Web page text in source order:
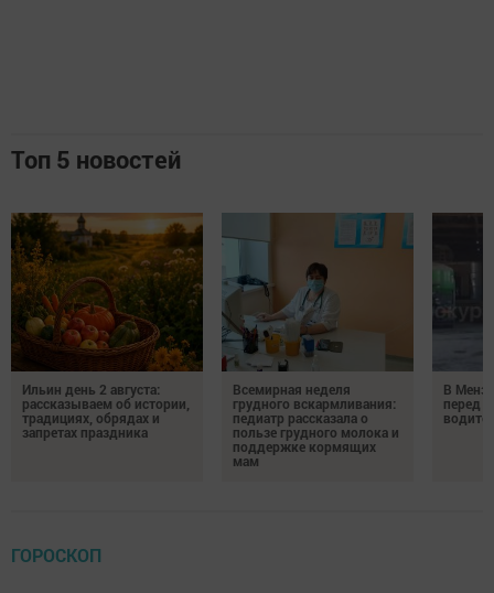
Топ 5 новостей
Ильин день 2 августа:
рассказываем об истории,
традициях, обрядах и
запретах праздника
Всемирная неделя
грудного вскармливания:
педиатр рассказала о
пользе грудного молока и
поддержке кормящих
мам
В
перед
ГОРОСКОП